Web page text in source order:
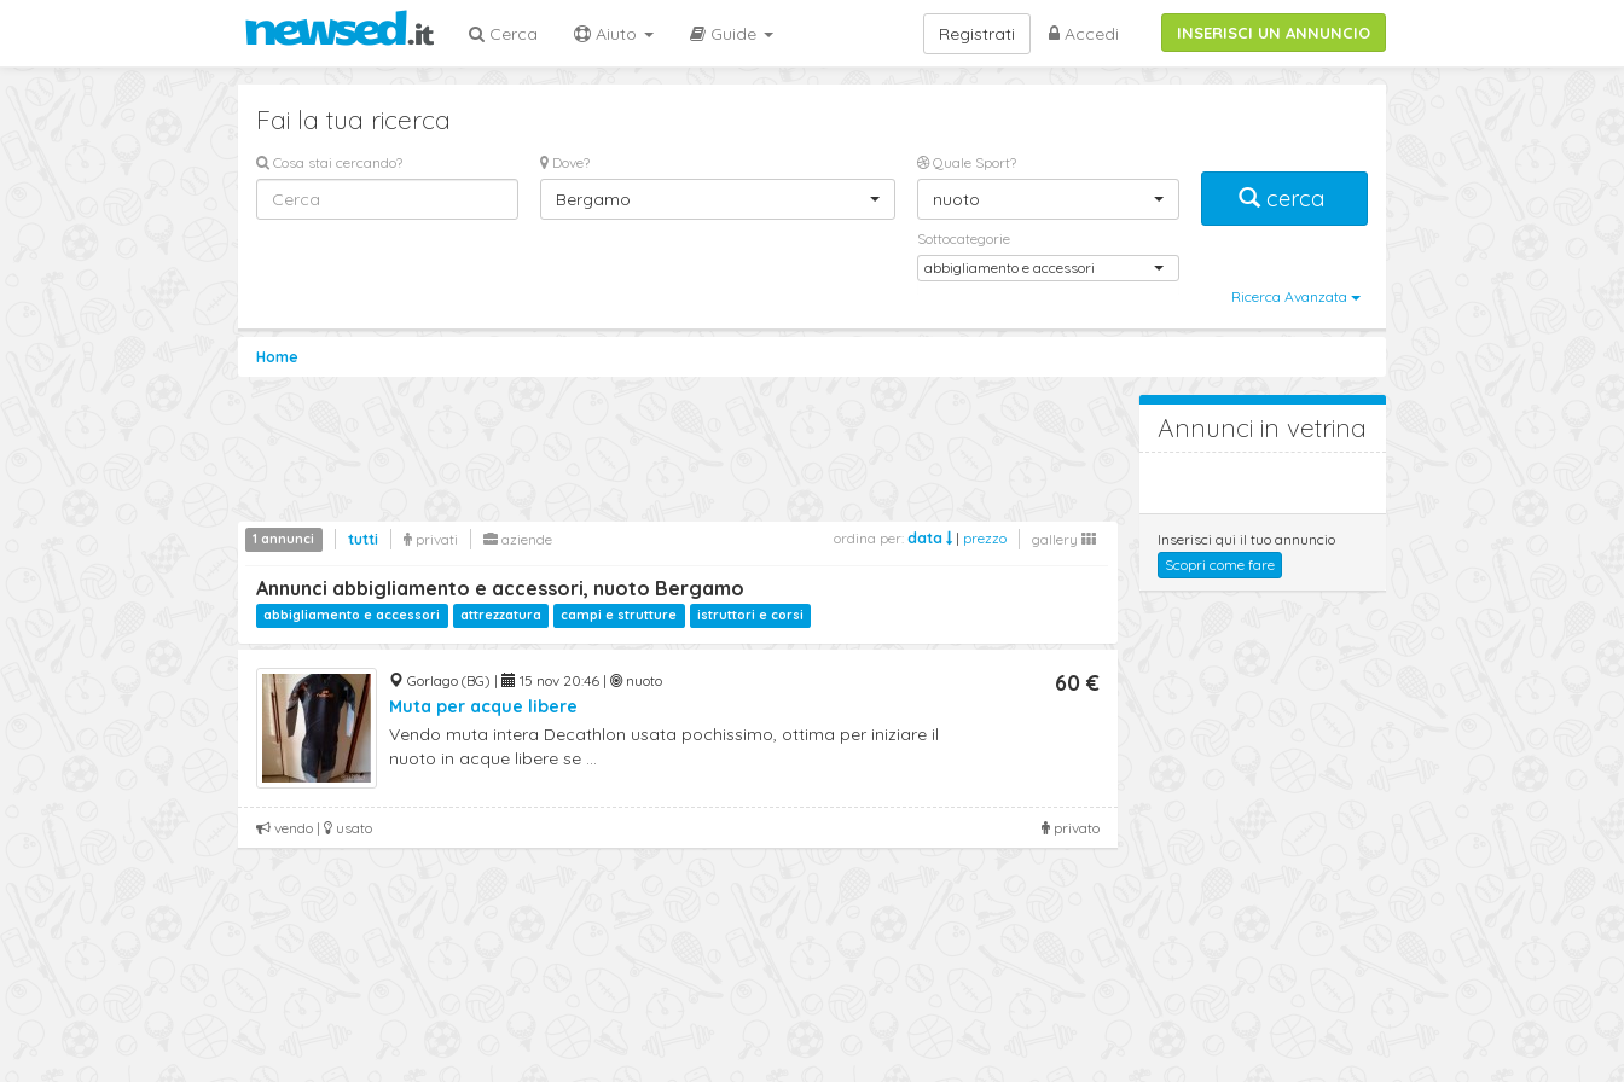
INSERISCI UN ANNUNCIO
Cerca Aiuto Guide Accedi
Registrati
Fai la tua ricerca
Cosa stai cercando? Dove?
Bergamo
Quale Sport?
nuoto
Sottocategorie
abbigliamento e accessori
cerca
Ricerca Avanzata
Home
tutti privati aziende
1 annunci ordina per: data | prezzo gallery
Annunci abbigliamento e accessori, nuoto Bergamo
abbigliamento e accessori attrezzatura campi e strutture istruttori e corsi
Gorlago (BG) | 15 nov 20:46 | nuoto
Muta per acque libere
Vendo muta intera Decathlon usata pochissimo, ottima per iniziare il
nuoto in acque libere se ...
60 €
privato
vendo | usato
Annunci in vetrina
Inserisci qui il tuo annuncio
Scopri come fare